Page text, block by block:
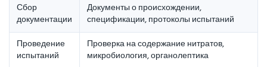
Сбор
документации
Документы о происхождении,
спецификации, протоколы испытаний
Проведение
испытаний
Проверка на содержание нитратов,
микробиология, органолептика